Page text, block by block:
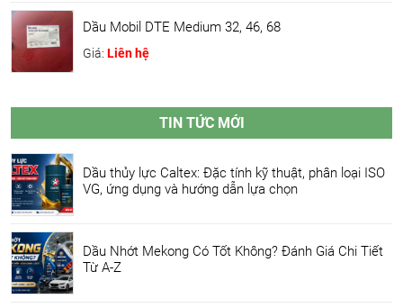
Dầu Mobil DTE Medium 32, 46, 68
Giá: Liên hệ
TIN TỨC MỚI
Dầu thủy lực Caltex: Đặc tính kỹ thuật, phân loại ISO
VG, ứng dụng và hướng dẫn lựa chọn
Dầu Nhớt Mekong Có Tốt Không? Đánh Giá Chi Tiết
Từ A-Z